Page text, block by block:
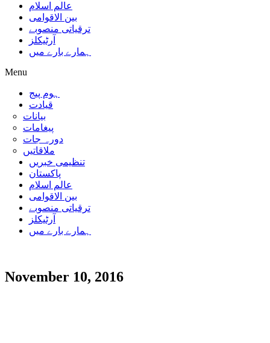
عالم اسلام
بین الاقوامی
ترقیاتی منصوبے
آرٹیکلز
ہمارے بارے میں
Menu
ہوم پیج
قیادت
بیانات
پیغامات
دورہ جات
ملاقاتیں
تنظیمی خبریں
پاکستان
عالم اسلام
بین الاقوامی
ترقیاتی منصوبے
آرٹیکلز
ہمارے بارے میں
November 10, 2016